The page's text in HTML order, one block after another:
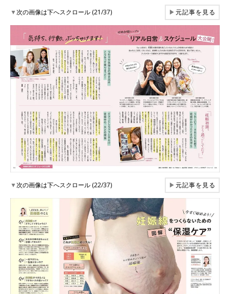
▼次の画像は下へスクロール (21/37) ▶元記事を見る
▼次の画像は下へスクロール (22/37) ▶元記事を見る